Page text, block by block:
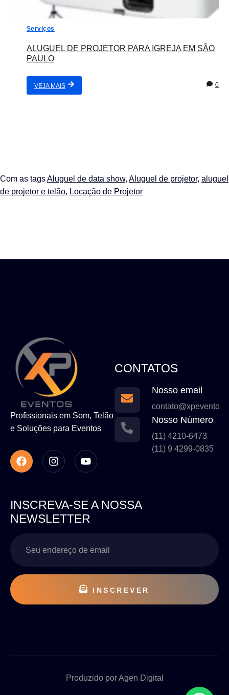
Serviços
ALUGUEL DE PROJETOR PARA IGREJA EM SÃO
PAULO
VEJA MAIS 0
Com as tagsAluguel de data show, Aluguel de projetor, aluguel
de projetor e telão, Locação de Projetor
Profissionais em Som, Telão
e Soluções para Eventos
CONTATOS
Nosso email
Nosso Número
(11) 4210-6473
(11) 9 4299-0835
INSCREVA-SE A NOSSA
NEWSLETTER
INSCREVER
Produzido por Agen Digital